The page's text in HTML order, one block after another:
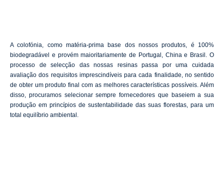
A colofónia, como matéria-prima base dos nossos produtos, é 100%
biodegradável e provém maioritariamente de Portugal, China e Brasil. O
processo de selecção das nossas resinas passa por uma cuidada
avaliação dos requisitos imprescindíveis para cada finalidade, no sentido
de obter um produto final com as melhores características possíveis. Além
disso, procuramos selecionar sempre fornecedores que baseiem a sua
produção em princípios de sustentabilidade das suas florestas, para um
total equilíbrio ambiental.